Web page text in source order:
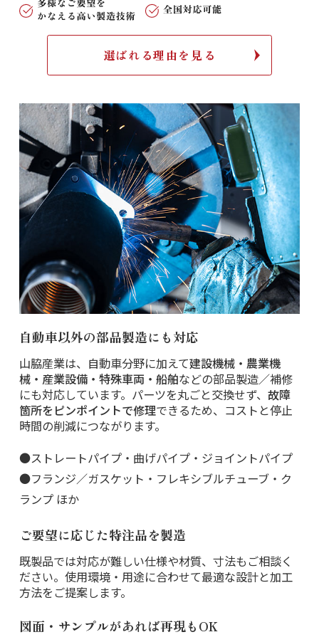
選ばれる理由を見る
自動車以外の部品製造にも対応
山脇産業は、自動車分野に加えて建設機械・農業機
械・産業設備・特殊車両・船舶などの部品製造／補修
にも対応しています。パーツを丸ごと交換せず、 故障
箇所をピンポイントで修理できるため、コストと停止
時間の削減につながります。
●ストレートパイプ・曲げパイプ・ジョイントパイプ
●フランジ／ガスケット・フレキシブルチューブ・ク
ランプ ほか
ご要望に応じた特注品を製造
既製品では対応が難しい仕様や材質、寸法もご相談く
ださい。使用環境・用途に合わせて最適な設計と加工
方法をご提案します。
図面・サンプルがあれば再現もOK